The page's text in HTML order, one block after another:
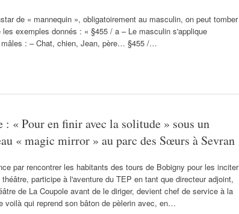
de « mannequin », obligatoirement au masculin, on peut tomber
exemples donnés : « §455 / a – Le masculin s'applique
: – Chat, chien, Jean, père… §455 /…
: « Pour en finir avec la solitude » sous un
« magic mirror » au parc des Sœurs à Sevran
par rencontrer les habitants des tours de Bobigny pour les inciter
participe à l'aventure du TEP en tant que directeur adjoint,
de La Coupole avant de le diriger, devient chef de service à la
voilà qui reprend son bâton de pèlerin avec, en…